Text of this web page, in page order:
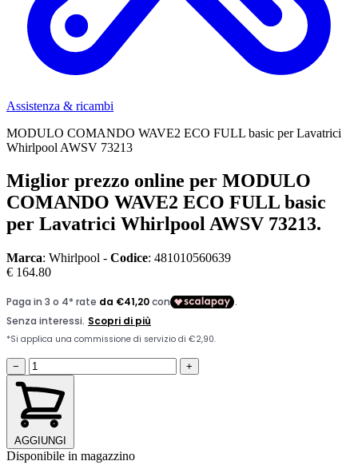
Assistenza & ricambi
MODULO COMANDO WAVE2 ECO FULL basic per Lavatrici
Whirlpool AWSV 73213
Miglior prezzo online per MODULO
COMANDO WAVE2 ECO FULL basic
per Lavatrici Whirlpool AWSV 73213.
Marca: Whirlpool - Codice: 481010560639
€ 164.80
− +
AGGIUNGI
Disponibile in magazzino